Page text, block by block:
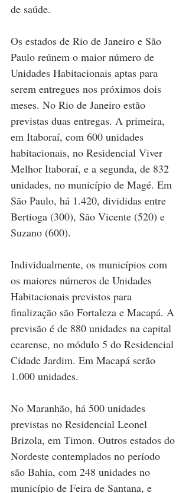
de saúde.
Os estados de Rio de Janeiro e São
Paulo reúnem o maior número de
Unidades Habitacionais aptas para
serem entregues nos próximos dois
meses. No Rio de Janeiro estão
previstas duas entregas. A primeira,
em Itaboraí, com 600 unidades
habitacionais, no Residencial Viver
Melhor Itaboraí, e a segunda, de 832
unidades, no município de Magé. Em
São Paulo, há 1.420, divididas entre
Bertioga (300), São Vicente (520) e
Suzano (600).
Individualmente, os municípios com
os maiores números de Unidades
Habitacionais previstos para
finalização são Fortaleza e Macapá. A
previsão é de 880 unidades na capital
cearense, no módulo 5 do Residencial
Cidade Jardim. Em Macapá serão
1.000 unidades.
No Maranhão, há 500 unidades
previstas no Residencial Leonel
Brizola, em Timon. Outros estados do
Nordeste contemplados no período
são Bahia, com 248 unidades no
município de Feira de Santana, e